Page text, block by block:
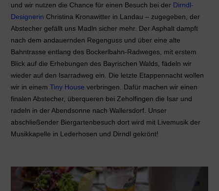
und wir nutzen die Chance für einen Besuch bei der Dirndl-
Designerin Christina Kronawitter in Landau – zugegeben, der
Abstecher gefällt uns Madln sicher mehr. Der Asphalt dampft
nach dem andauernden Regenguss und über eine alte
Bahntrasse entlang des Bockerlbahn-Radweges, mit erstem
Blick auf die Erhebungen des Bayrischen Walds, fädeln wir
wieder auf den Isarradweg ein. Die letzte Etappennacht wollen
wir in einem Tiny House verbringen. Dafür machen wir einen
finalen Abstecher, überqueren bei Zeholfingen die Isar und
radeln in der Abendsonne nach Wallersdorf. Unser
abschließender Biergartenbesuch dort wird mit Livemusik der
Musikkapelle in Lederhosen und Dirndl gekrönt!